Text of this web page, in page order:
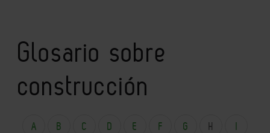
Glosario sobre
construcción
A B C D E F G H